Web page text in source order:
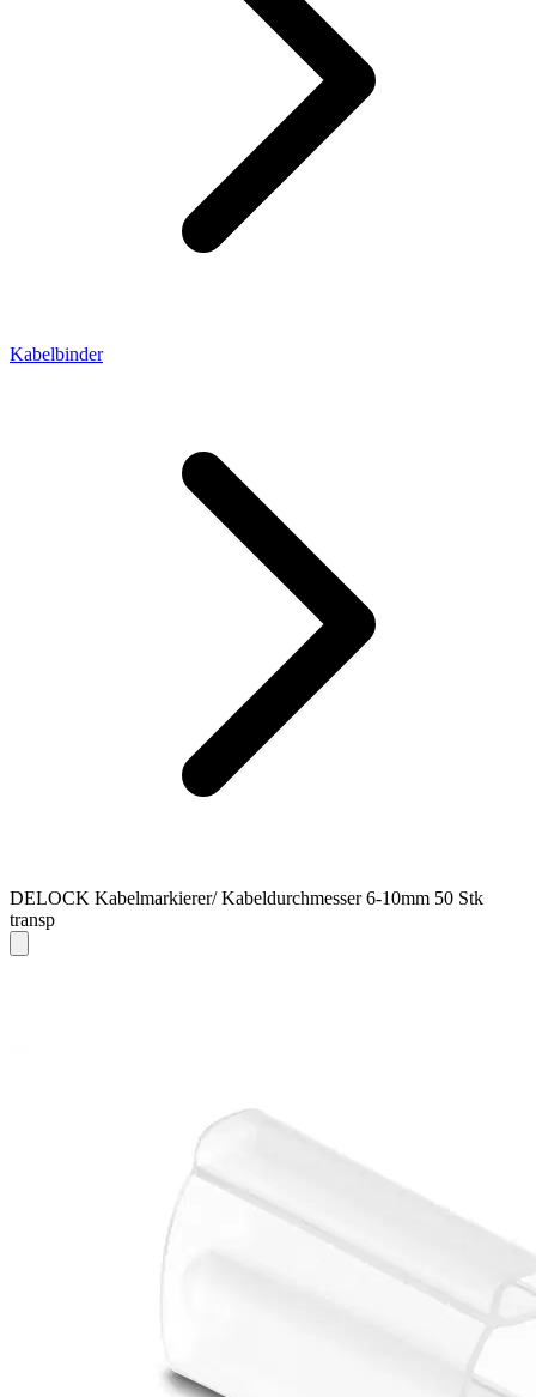
Kabelbinder
DELOCK Kabelmarkierer/ Kabeldurchmesser 6-10mm 50 Stk
transp